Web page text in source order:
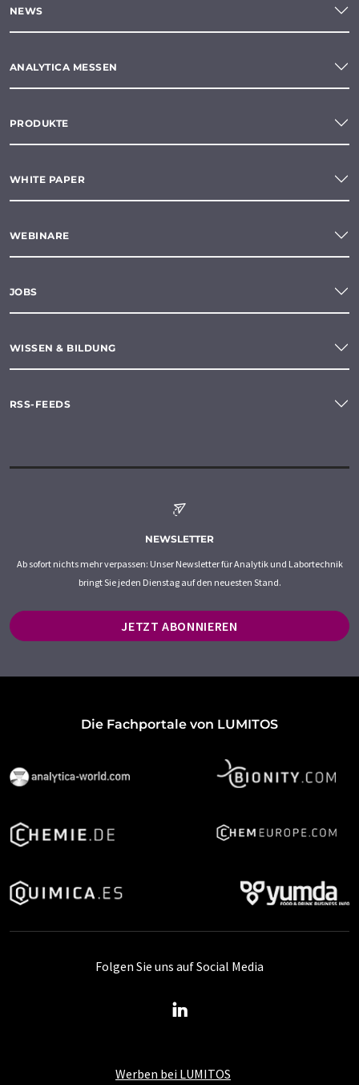
NEWS
ANALYTICA MESSEN
PRODUKTE
WHITE PAPER
WEBINARE
JOBS
WISSEN & BILDUNG
RSS-FEEDS
NEWSLETTER
Ab sofort nichts mehr verpassen: Unser Newsletter für Analytik und Labortechnik
bringt Sie jeden Dienstag auf den neuesten Stand.
JETZT ABONNIEREN
Die Fachportale von LUMITOS
Werben bei LUMITOS
Folgen Sie uns auf Social Media